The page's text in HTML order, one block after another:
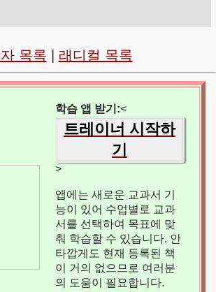
목록 래디컬 목록
학습 앱 받기:<
트레이너 시작하
기
>
앱에는 새로운 교과서 기
능이 있어 수업별로 교과
서를 선택하여 목표에 맞
춰 학습할 수 있습니다. 안
타깝게도 현재 등록된 책
이 거의 없으므로 여러분
의 도움이 필요합니다.